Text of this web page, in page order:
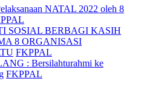
NATAL 2022 oleh 8
SOSIAL BERBAGI KASIH
8 ORGANISASI
FKPPAL
: Bersilahturahmi ke
FKPPAL